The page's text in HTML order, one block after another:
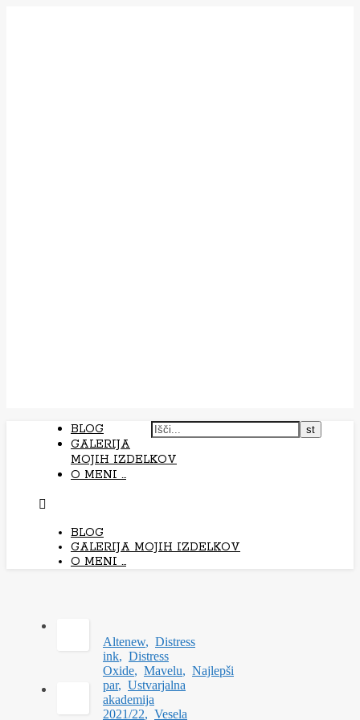
BLOG
GALERIJA
MOJIH IZDELKOV
O MENI …
BLOG
GALERIJA MOJIH IZDELKOV
O MENI …
Altenew, Distress
ink, Distress
Oxide, Mavelu, Najlepši
par, Ustvarjalna
akademija
2021/22, Vesela